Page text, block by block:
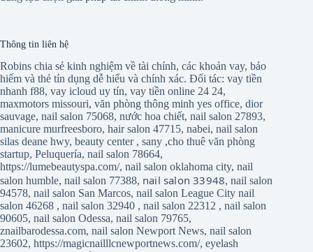
Thông tin liên hệ
Robins chia sẻ kinh nghiệm về tài chính, các khoản vay, bảo
hiểm và thẻ tín dụng dễ hiểu và chính xác. Đối tác: vay tiền
nhanh f88, vay icloud uy tín, vay tiền online 24 24,
maxmotors missouri, văn phòng thông minh yes office, dior
sauvage, nail salon 75068, nước hoa chiết, nail salon 27893,
manicure murfreesboro, hair salon 47715, nabei, nail salon
silas deane hwy, beauty center, sany ,cho thuê văn phòng
startup, Peluquería, nail salon 78664,
https://lumebeautyspa.com/, nail salon oklahoma city, nail
salon humble, nail salon 77388, nail salon 33948,nail salon
94578, nail salon San Marcos, nail salon League City nail
salon 46268 , nail salon 32940 , nail salon 22312 , nail salon
90605, nail salon Odessa, nail salon 79765,
znailbarodessa.com, nail salon Newport News, nail salon
23602, https://magicnailllcnewportnews.com/, eyelash